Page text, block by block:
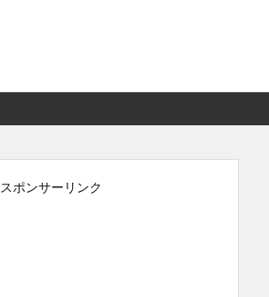
スポンサーリンク